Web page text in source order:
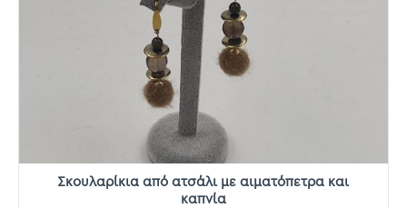
Σκουλαρίκια από ατσάλι με αιματόπετρα και
καπνία